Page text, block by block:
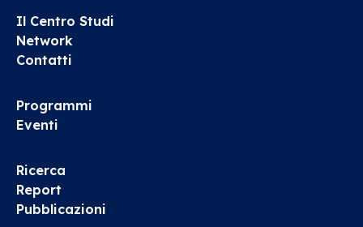
Il Centro Studi
Network
Contatti
Programmi
Eventi
Ricerca
Report
Pubblicazioni